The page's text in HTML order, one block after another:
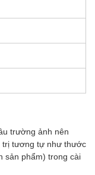
trường ảnh nên
trị tương tự như thước
sản phẩm) trong cài